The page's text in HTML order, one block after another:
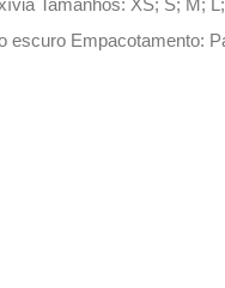
Tamanhos: XS; S; M;
escuro Empacotamento: